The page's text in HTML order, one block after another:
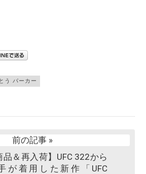
う パーカー
前の記事 »
品＆再入荷】UFC 322から
が着用した新作「UFC